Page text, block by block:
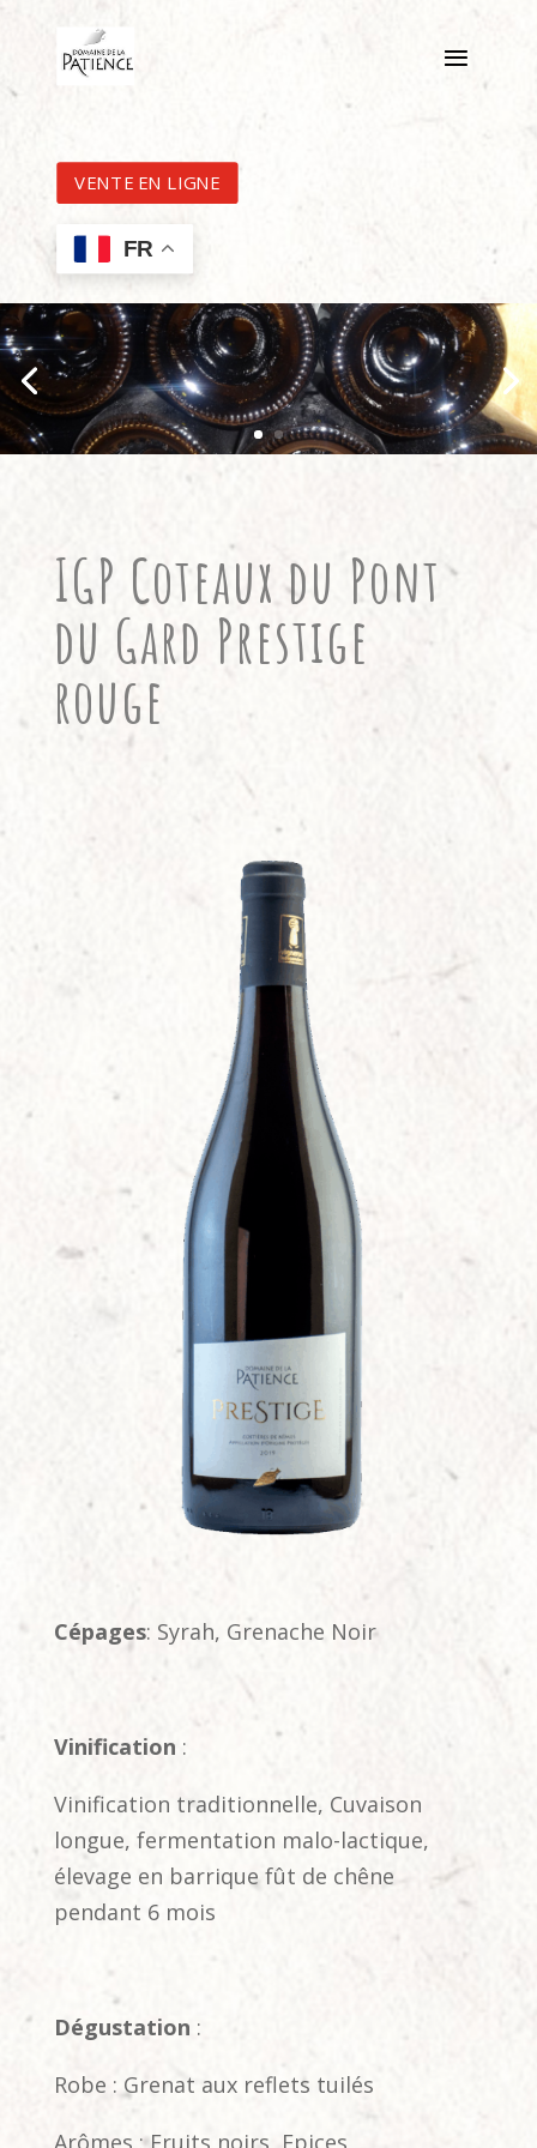
VENTE EN LIGNE
FR
IGP Coteaux du Pont
du Gard Prestige
rouge
Cépages: Syrah, Grenache Noir
Vinification :
Vinification traditionnelle, Cuvaison
longue, fermentation malo-lactique,
élevage en barrique fût de chêne
pendant 6 mois
Dégustation :
Robe : Grenat aux reflets tuilés